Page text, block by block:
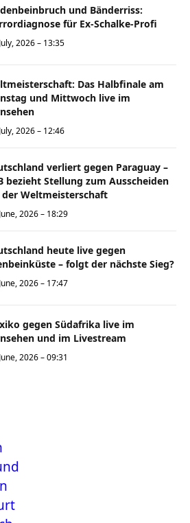
und Bänderriss:
für Ex-Schalke-Profi
2026 – 13:35
Das Halbfinale am
und Mittwoch live im
2026 – 12:46
verliert gegen Paraguay –
bezieht Stellung zum Ausscheiden
der Weltmeisterschaft
2026 – 18:29
heute live gegen
– folgt der nächste Sieg?
2026 – 17:47
gegen Südafrika live im
und im Livestream
2026 – 09:31